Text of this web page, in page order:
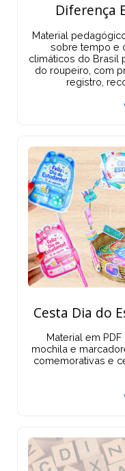
Diferença
Material
sobre tempo e
climáticos do Brasil
do roupeiro, com
registro,
Cesta Dia do
Material em
mochila e
comemorativas e